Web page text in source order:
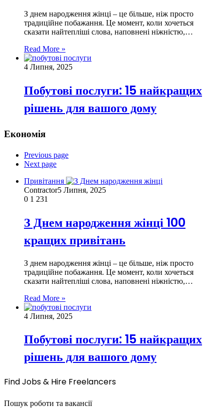
З днем народження жінці – це більше, ніж просто
традиційне побажання. Це момент, коли хочеться
сказати найтепліші слова, наповнені ніжністю,…
Read More »
4 Липня, 2025
Побутові послуги: 15 найкращих
рішень для вашого дому
Економія
Previous page
Next page
Привітання
Contractor5 Липня, 2025
0 1 231
З Днем народження жінці 100
кращих привітань
З днем народження жінці – це більше, ніж просто
традиційне побажання. Це момент, коли хочеться
сказати найтепліші слова, наповнені ніжністю,…
Read More »
4 Липня, 2025
Побутові послуги: 15 найкращих
рішень для вашого дому
Find Jobs & Hire Freelancers
Пошук роботи та вакансії